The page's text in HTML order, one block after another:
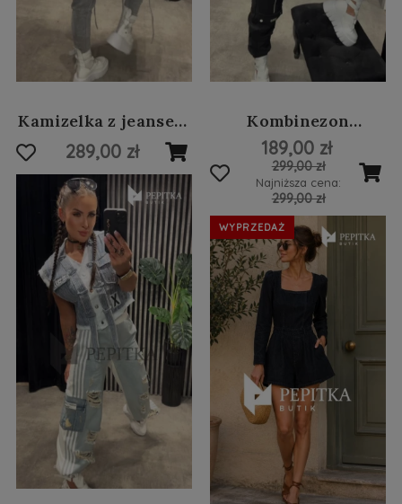
Kamizelka z jeansem
#31
289,00 zł
Kombinezon
jeansowy basic #12
189,00 zł
299,00 zł
Najniższa cena:
299,00 zł
WYPRZEDAŻ